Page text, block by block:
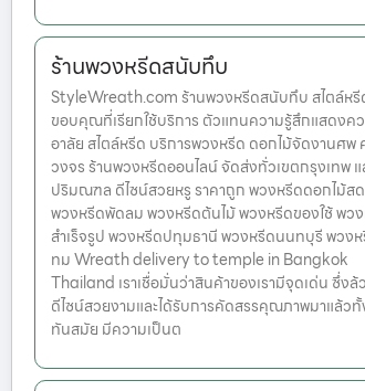
ร้านพวงหรีดสนับทึบ
StyleWreath.com ร้านพวงหรีดสนับทึบ สไตล์หรี
ขอบคุณที่เรียกใช้บริการ ตัวแทนความรู้สึกแสดงค
อาลัย สไตล์หรีด บริการพวงหรีด ดอกไม้จัดงานศพ
วงจร ร้านพวงหรีดออนไลน์ จัดส่งทั่วเขตกรุงเทพ แ
ปริมณฑล ดีไซน์สวยหรู ราคาถูก พวงหรีดดอกไม้สด
พวงหรีดพัดลม พวงหรีดต้นไม้ พวงหรีดของใช้ พว
สำเร็จรูป พวงหรีดปทุมธานี พวงหรีดนนทบุรี พวง
ทม Wreath delivery to temple in Bangkok
Thailand เราเชื่อมั่นว่าสินค้าของเรามีจุดเด่น ซึ่ง
ดีไซน์สวยงามและได้รับการคัดสรรคุณภาพมาแล้ว
ทันสมัย มีความเป็นต